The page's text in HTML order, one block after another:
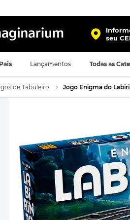
seu
Lançamentos Todas as
de Tabuleiro Jogo Enigma do
TERMOS MAIS BUSCADOS
harry potter
2º
bolsa
mochila
6
luminaria
7º
necessaire
8º
garrafa
9º
friends